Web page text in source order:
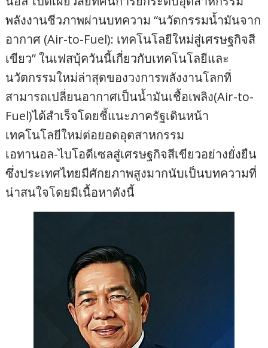
พลังงานชีวภาพผ่านบทความ “นวัตกรรมน้ำมันจาก
อากาศ (Air-to-Fuel): เทคโนโลยีใหม่สู่เศรษฐกิจสี
เขียว” ในเฟสบุ้ควันนี้เกี่ยวกับเทคโนโลยีและ
นวัตกรรมใหม่ล่าสุดของวงการพลังงานโลกที่
สามารถเปลี่ยนอากาศเป็นน้ำมันเชื้อเพลิง(Air-to-
Fuel)ได้สำเร็จโดยชี้แนะภาครัฐเดินหน้า
เทคโนโลยีใหม่ต่อยอดอุตสาหกรรม
เอทานอล-ไบโอดีเซลสู่เศรษฐกิจสีเขียวอย่างยั่งยืน
ซึ่งประเทศไทยมีศักยภาพสูงมากนับเป็นบทความที่
น่าสนใจโดยมีเนื้อหาดังนี้